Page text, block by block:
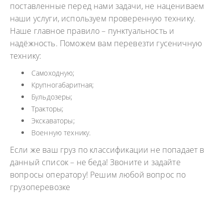
поставленные перед нами задачи, не нацениваем
наши услуги, используем проверенную технику.
Наше главное правило – пунктуальность и
надёжность. Поможем вам перевезти гусеничную
технику:
Самоходную;
Крупногабаритная;
Бульдозеры;
Тракторы;
Экскаваторы;
Военную технику.
Если же ваш груз по классификации не попадает в
данный список – не беда! Звоните и задайте
вопросы оператору! Решим любой вопрос по
грузоперевозке